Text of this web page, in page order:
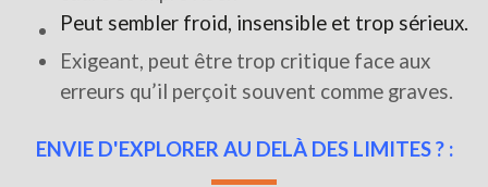
Peut sembler froid, insensible et trop sérieux.
Exigeant, peut être trop critique face aux
erreurs qu’il perçoit souvent comme graves.
ENVIE D'EXPLORER AU DELÀ DES LIMITES ? :